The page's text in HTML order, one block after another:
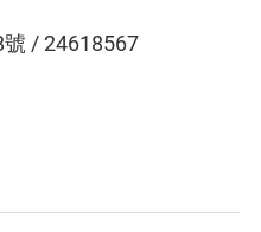
/ 24618567